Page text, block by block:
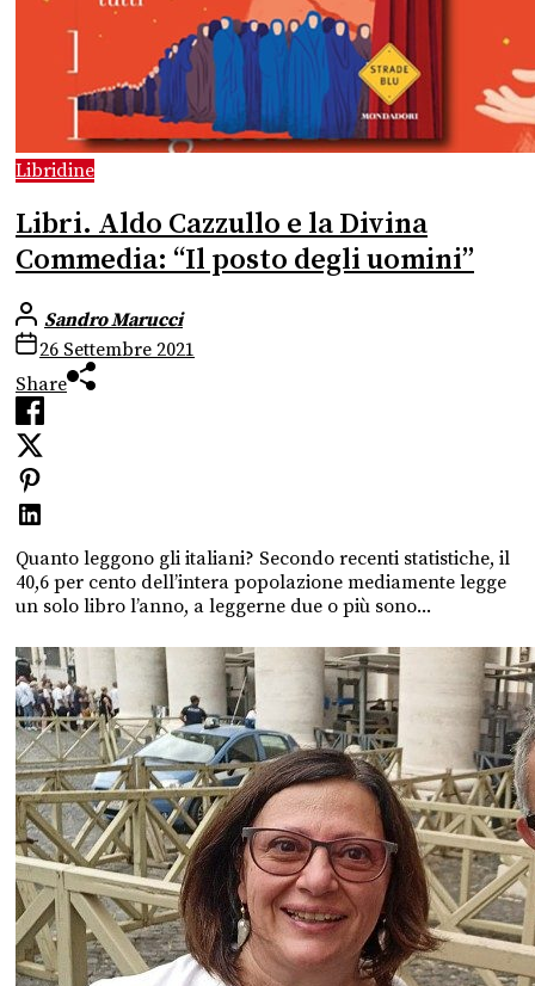
Libridine
Libri. Aldo Cazzullo e la Divina
Commedia: “Il posto degli uomini”
Sandro Marucci
26 Settembre 2021
Share
Quanto leggono gli italiani? Secondo recenti statistiche, il
40,6 per cento dell’intera popolazione mediamente legge
un solo libro l’anno, a leggerne due o più sono...